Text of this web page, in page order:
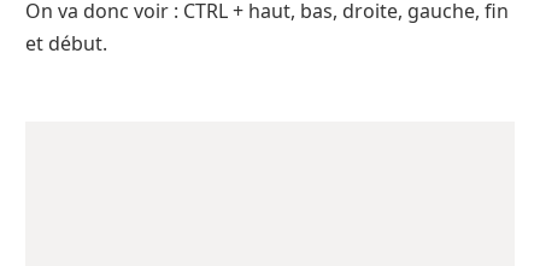
On va donc voir : CTRL + haut, bas, droite, gauche, fin
et début.